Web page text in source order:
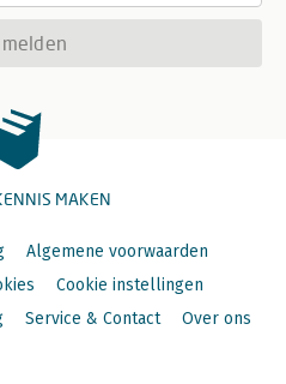
MAKEN
Algemene voorwaarden
Cookie instellingen
Service & Contact Over ons